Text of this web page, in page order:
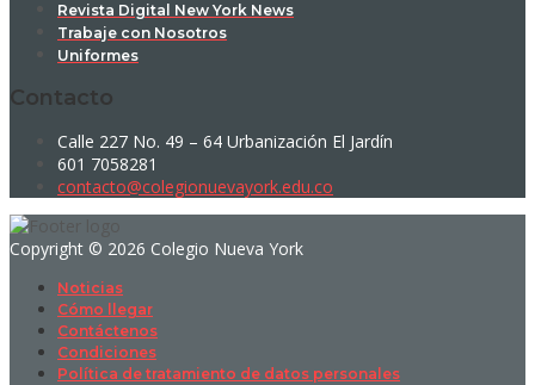
Revista Digital New York News
Trabaje con Nosotros
Uniformes
Contacto
Calle 227 No. 49 – 64 Urbanización El Jardín
601 7058281
contacto@colegionuevayork.edu.co
Copyright © 2026 Colegio Nueva York
Noticias
Cómo llegar
Contáctenos
Condiciones
Política de tratamiento de datos personales